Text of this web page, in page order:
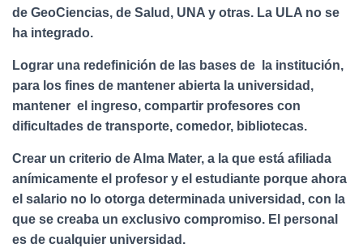
de GeoCiencias, de Salud, UNA y otras. La ULA no se
ha integrado.
Lograr una redefinición de las bases de la institución,
para los fines de mantener abierta la universidad,
mantener el ingreso, compartir profesores con
dificultades de transporte, comedor, bibliotecas.
Crear un criterio de Alma Mater, a la que está afiliada
anímicamente el profesor y el estudiante porque ahora
el salario no lo otorga determinada universidad, con la
que se creaba un exclusivo compromiso. El personal
es de cualquier universidad.